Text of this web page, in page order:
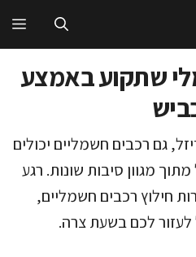
שתקוע באמצע
גם רכבים חשמליים יכולים
מגוון סיבות שונות. רגע
חילוץ רכבים חשמליים,
לעזור לכם בשעת צרה.